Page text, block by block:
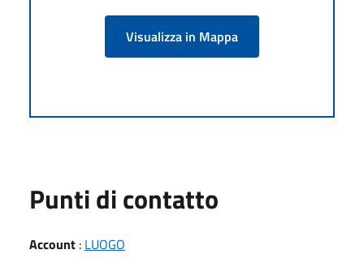
Visualizza in Mappa
Punti di contatto
Account : LUOGO